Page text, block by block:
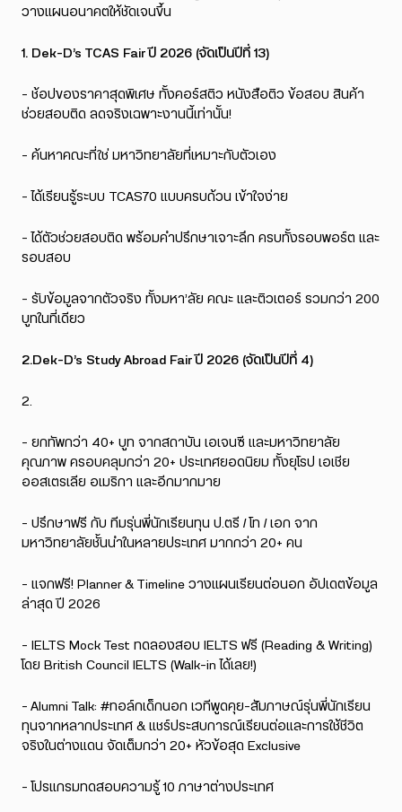
วางแผนอนาคตให้ชัดเจนขึ้น
1. Dek-D’s TCAS Fair ปี 2026 (จัดเป็นปีที่ 13)
– ช้อปของราคาสุดพิเศษ ทั้งคอร์สติว หนังสือติว ข้อสอบ สินค้า
ช่วยสอบติด ลดจริงเฉพาะงานนี้เท่านั้น!
– ค้นหาคณะที่ใช่ มหาวิทยาลัยที่เหมาะกับตัวเอง
– ได้เรียนรู้ระบบ TCAS70 แบบครบถ้วน เข้าใจง่าย
– ได้ตัวช่วยสอบติด พร้อมคำปรึกษาเจาะลึก ครบทั้งรอบพอร์ต และ
รอบสอบ
– รับข้อมูลจากตัวจริง ทั้งมหา’ลัย คณะ และติวเตอร์ รวมกว่า 200
บูทในที่เดียว
2.Dek-D’s Study Abroad Fair ปี 2026 (จัดเป็นปีที่ 4)
– ยกทัพกว่า 40+ บูท จากสถาบัน เอเจนซี และมหาวิทยาลัย
คุณภาพ ครอบคลุมกว่า 20+ ประเทศยอดนิยม ทั้งยุโรป เอเชีย
ออสเตรเลีย อเมริกา และอีกมากมาย
– ปรึกษาฟรี กับ ทีมรุ่นพี่นักเรียนทุน ป.ตรี / โท / เอก จาก
มหาวิทยาลัยชั้นนำในหลายประเทศ มากกว่า 20+ คน
– แจกฟรี! Planner & Timeline วางแผนเรียนต่อนอก อัปเดตข้อมูล
ล่าสุด ปี 2026
– IELTS Mock Test ทดลองสอบ IELTS ฟรี (Reading & Writing)
โดย British Council IELTS (Walk-in ได้เลย!)
– Alumni Talk: #ทอล์กเด็กนอก เวทีพูดคุย-สัมภาษณ์รุ่นพี่นักเรียน
ทุนจากหลากประเทศ & แชร์ประสบการณ์เรียนต่อและการใช้ชีวิต
จริงในต่างแดน จัดเต็มกว่า 20+ หัวข้อสุด Exclusive
– โปรแกรมทดสอบความรู้ 10 ภาษาต่างประเทศ